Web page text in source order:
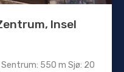
Insel
550 m Sjø: 20